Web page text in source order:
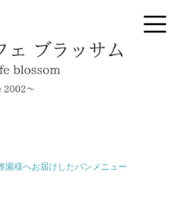
園様へお届けしたパンメニュー